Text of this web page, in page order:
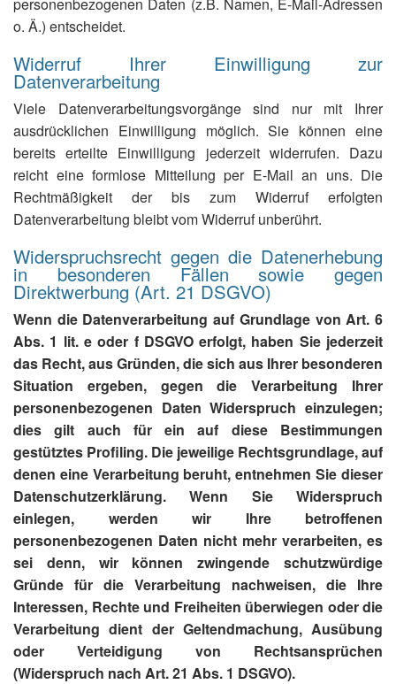
o. Ä.) entscheidet.
Widerruf Ihrer Einwilligung zur
Datenverarbeitung
Viele Datenverarbeitungsvorgänge sind nur mit Ihrer
ausdrücklichen Einwilligung möglich. Sie können eine
bereits erteilte Einwilligung jederzeit widerrufen. Dazu
reicht eine formlose Mitteilung per E-Mail an uns. Die
Rechtmäßigkeit der bis zum Widerruf erfolgten
Datenverarbeitung bleibt vom Widerruf unberührt.
Widerspruchsrecht gegen die Datenerhebung
in besonderen Fällen sowie gegen
Direktwerbung (Art. 21 DSGVO)
Wenn die Datenverarbeitung auf Grundlage von Art. 6
Abs. 1 lit. e oder f DSGVO erfolgt, haben Sie jederzeit
das Recht, aus Gründen, die sich aus Ihrer besonderen
Situation ergeben, gegen die Verarbeitung Ihrer
personenbezogenen Daten Widerspruch einzulegen;
dies gilt auch für ein auf diese Bestimmungen
gestütztes Profiling. Die jeweilige Rechtsgrundlage, auf
denen eine Verarbeitung beruht, entnehmen Sie dieser
Datenschutzerklärung. Wenn Sie Widerspruch
einlegen, werden wir Ihre betroffenen
personenbezogenen Daten nicht mehr verarbeiten, es
sei denn, wir können zwingende schutzwürdige
Gründe für die Verarbeitung nachweisen, die Ihre
Interessen, Rechte und Freiheiten überwiegen oder die
Verarbeitung dient der Geltendmachung, Ausübung
oder Verteidigung von Rechtsansprüchen
(Widerspruch nach Art. 21 Abs. 1 DSGVO).